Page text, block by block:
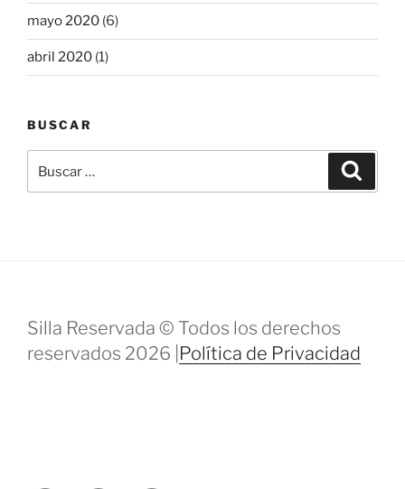
mayo 2020 (6)
abril 2020 (1)
BUSCAR
por:
Silla Reservada © Todos los derechos
reservados 2026 | Política de Privacidad